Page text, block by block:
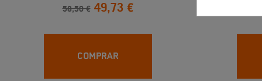
58,50 € 49,73 €
COMPRAR